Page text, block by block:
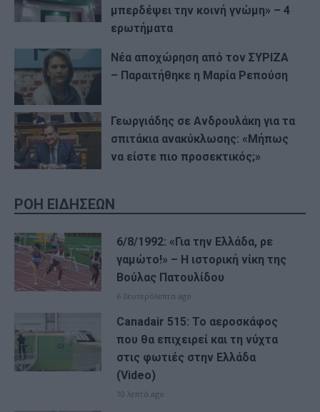
μπερδέψει την κοινή γνώμη» – 4
ερωτήματα
Νέα αποχώρηση από τον ΣΥΡΙΖΑ
– Παραιτήθηκε η Μαρία Ρεπούση
Γεωργιάδης σε Ανδρουλάκη για τα
σπιτάκια ανακύκλωσης: «Μήπως
να είστε πιο προσεκτικός;»
ΡΟΗ ΕΙΔΗΣΕΩΝ
6/8/1992: «Για την Ελλάδα, ρε
γαμώτο!» – Η ιστορική νίκη της
Βούλας Πατουλίδου
6 δευτερόλεπτα ago
Canadair 515: Το αεροσκάφος
που θα επιχειρεί και τη νύχτα
στις φωτιές στην Ελλάδα
(Video)
10 λεπτά ago